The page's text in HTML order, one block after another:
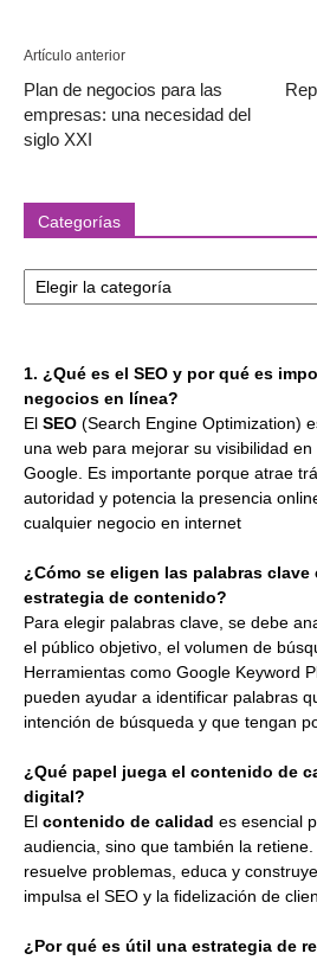
Artículo anterior
Plan de negocios para las
empresas: una necesidad del
siglo XXI
Categorías
1. ¿Qué es el SEO y por qué es
negocios en línea?
El SEO (Search Engine Optimization)
una web para mejorar su visibilidad
Google. Es importante porque atrae
autoridad y potencia la presencia
cualquier negocio en internet
¿Cómo se eligen las palabras clave
estrategia de contenido?
Para elegir palabras clave, se debe
el público objetivo, el volumen de
Herramientas como Google Keyword
pueden ayudar a identificar palabras
intención de búsqueda y que tengan
¿Qué papel juega el contenido de
digital?
El contenido de calidad es esencial
audiencia, sino que también la
resuelve problemas, educa y
impulsa el SEO y la fidelización de
¿Por qué es útil una estrategia de